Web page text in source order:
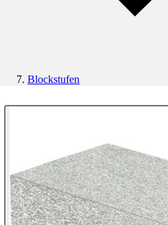
Blockstufen